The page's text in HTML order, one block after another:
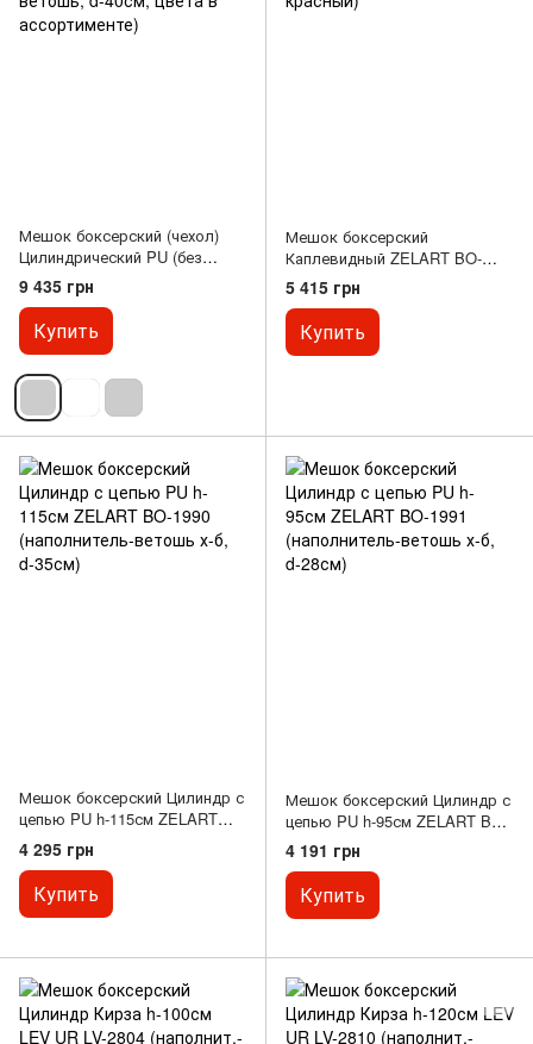
Мешок боксерский (чехол)
Цилиндрический PU (без
наполнителя) h-80см FAIRTEX
HB3 (наполнитель-ветошь, d-
40см, цвета в ассортименте)
9 435 грн
Купить
Мешок боксерский
Каплевидный ZELART BO-
1978 (верх-PU, нап-ветошь, d-
60см l-105см, черный-
красный)
5 415 грн
Купить
Мешок боксерский Цилиндр с
цепью PU h-115см ZELART
BO-1990 (наполнитель-ветошь
х-б, d-35см)
4 295 грн
Купить
Мешок боксерский Цилиндр с
цепью PU h-95см ZELART BO-
1991 (наполнитель-ветошь х-б,
d-28см)
4 191 грн
Купить